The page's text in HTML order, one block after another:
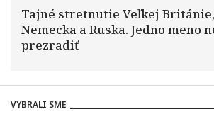
Tajné stretnutie Veľkej
Nemecka a Ruska. Jedno meno
prezradiť
VYBRALI SME